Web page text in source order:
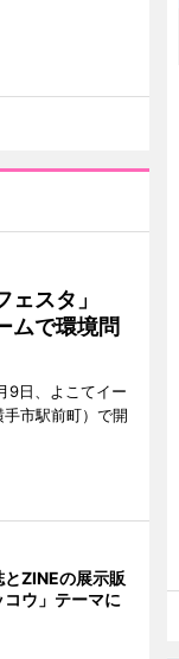
ェスタ」
ムで環境問
9日、よこてイー
市駅前町）で開
ZINEの展示販
ウ」テーマに